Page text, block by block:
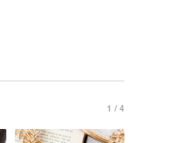
1 / 4